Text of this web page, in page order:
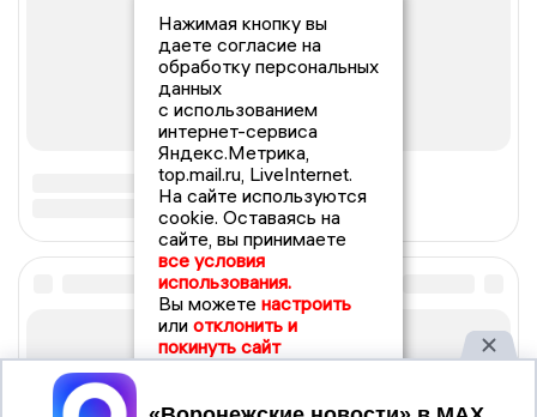
Нажимая кнопку вы
даете согласие на
обработку персональных
данных
с использованием
интернет-сервиса
Яндекс.Метрика,
top.mail.ru, LiveInternet.
На сайте используются
cookie. Оставаясь на
сайте, вы принимаете
все условия
использования.
Вы можете настроить
или отклонить и
покинуть сайт
Принять